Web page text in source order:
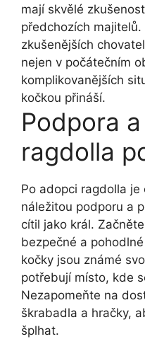
mají skvělé
předchozích
zkušenějších
nejen v počátečním
komplikovanějších
kočkou přináší.
Podpora
ragdolla
Po adopci ragdolla
náležitou podporu a
cítil jako král.
bezpečné a
kočky jsou známé
potřebují místo, kde
Nezapomeňte na
škrabadla a hračky,
šplhat.